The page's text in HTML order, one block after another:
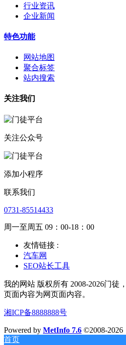
行业资讯
企业新闻
特色功能
网站地图
聚合标签
站内搜索
关注我们
关注公众号
添加小程序
联系我们
0731-85514433
周一至周五 09：00-18：00
友情链接 :
汽车网
SEO站长工具
我的网站 版权所有 2008-2026门徒
页面内容为网页面内容。
湘ICP备8888888号
Powered by MetInfo 7.6 ©2008-2026
首页